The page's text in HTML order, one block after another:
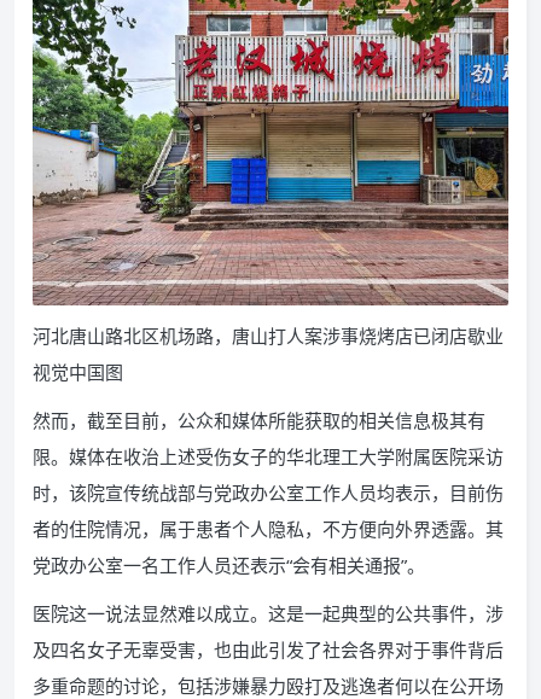
河北唐山路北区机场路，唐山打人案涉事烧烤店已闭店歇业
视觉中国图
然而，截至目前，公众和媒体所能获取的相关信息极其有
限。媒体在收治上述受伤女子的华北理工大学附属医院采访
时，该院宣传统战部与党政办公室工作人员均表示，目前伤
者的住院情况，属于患者个人隐私，不方便向外界透露。其
党政办公室一名工作人员还表示“会有相关通报”。
医院这一说法显然难以成立。这是一起典型的公共事件，涉
及四名女子无辜受害，也由此引发了社会各界对于事件背后
多重命题的讨论，包括涉嫌暴力殴打及逃逸者何以在公开场